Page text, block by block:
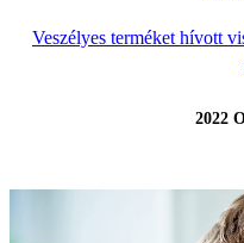
Veszélyes terméket hívott
2022